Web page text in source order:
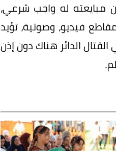
مبايعته له واجب شرعي،
فيديو، وصوتية، تؤيد
الدائر هناك دون إذن